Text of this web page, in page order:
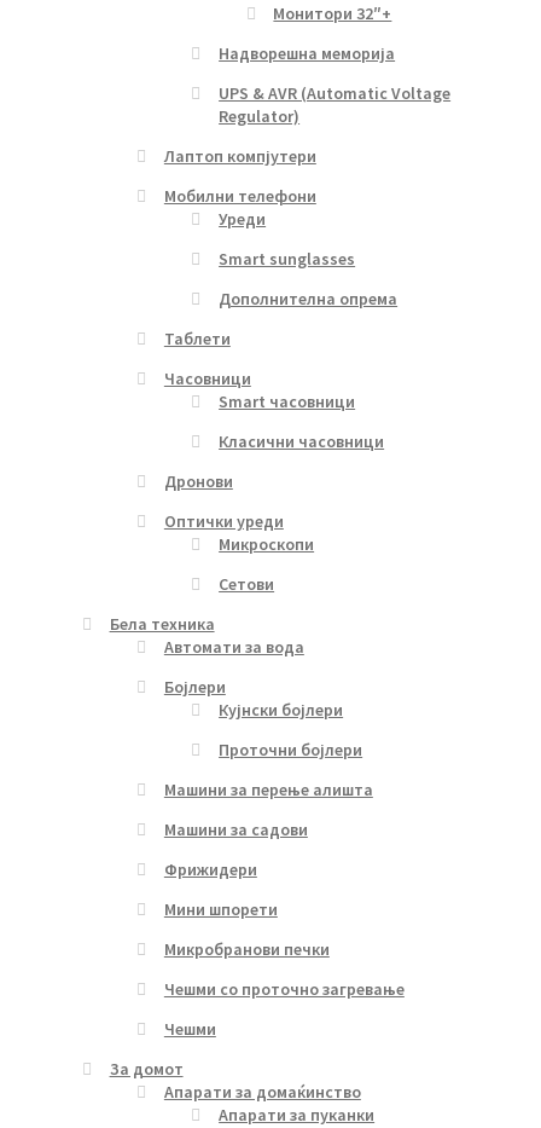
Монитори 32″+
Надворешна меморија
UPS & AVR (Automatic Voltage
Regulator)
Лаптоп компјутери
Мобилни телефони
Уреди
Smart sunglasses
Дополнителна опрема
Таблети
Часовници
Smart часовници
Класични часовници
Дронови
Оптички уреди
Микроскопи
Сетови
Бела техника
Автомати за вода
Бојлери
Кујнски бојлери
Проточни бојлери
Машини за перење алишта
Машини за садови
Фрижидери
Мини шпорети
Микробранови печки
Чешми со проточно загревање
Чешми
За домот
Апарати за домаќинство
Апарати за пуканки